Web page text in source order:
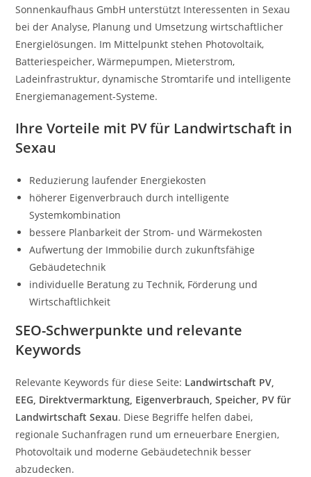
Sonnenkaufhaus GmbH unterstützt Interessenten in Sexau
bei der Analyse, Planung und Umsetzung wirtschaftlicher
Energielösungen. Im Mittelpunkt stehen Photovoltaik,
Batteriespeicher, Wärmepumpen, Mieterstrom,
Ladeinfrastruktur, dynamische Stromtarife und intelligente
Energiemanagement-Systeme.
Ihre Vorteile mit PV für Landwirtschaft in
Sexau
Reduzierung laufender Energiekosten
höherer Eigenverbrauch durch intelligente
Systemkombination
bessere Planbarkeit der Strom- und Wärmekosten
Aufwertung der Immobilie durch zukunftsfähige
Gebäudetechnik
individuelle Beratung zu Technik, Förderung und
Wirtschaftlichkeit
SEO-Schwerpunkte und relevante
Keywords
Relevante Keywords für diese Seite: Landwirtschaft PV,
EEG, Direktvermarktung, Eigenverbrauch, Speicher, PV für
Landwirtschaft Sexau. Diese Begriffe helfen dabei,
regionale Suchanfragen rund um erneuerbare Energien,
Photovoltaik und moderne Gebäudetechnik besser
abzudecken.